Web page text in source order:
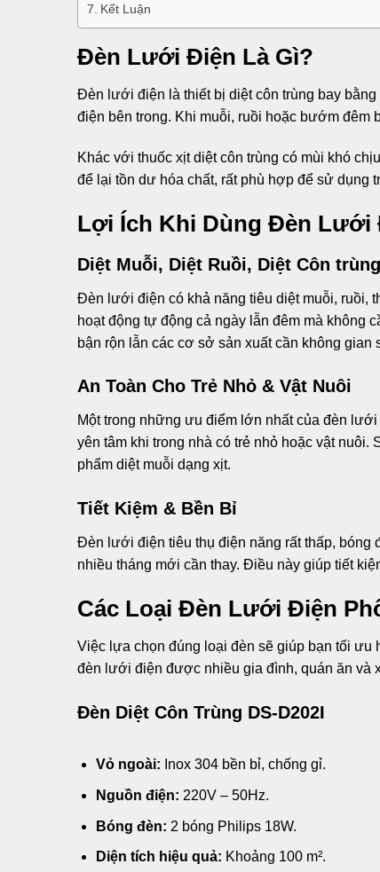
Kết Luận
Đèn Lưới Điện Là Gì?
Đèn lưới điện là thiết bị diệt côn trùng bay
điện bên trong. Khi muỗi, ruồi hoặc bướm đêm
Khác với thuốc xịt diệt côn trùng có mùi khó
để lại tồn dư hóa chất, rất phù hợp để sử dụng
Lợi Ích Khi Dùng Đèn Lưới
Diệt Muỗi, Diệt Ruồi, Diệt Côn
Đèn lưới điện có khả năng tiêu diệt muỗi, ruồi,
hoạt động tự động cả ngày lẫn đêm mà không
bận rộn lẫn các cơ sở sản xuất cần không gian
An Toàn Cho Trẻ Nhỏ & Vật Nuôi
Một trong những ưu điểm lớn nhất của đèn
yên tâm khi trong nhà có trẻ nhỏ hoặc vật
phẩm diệt muỗi dạng xịt.
Tiết Kiệm & Bền Bỉ
Đèn lưới điện tiêu thụ điện năng rất thấp, bóng
nhiều tháng mới cần thay. Điều này giúp tiết
Các Loại Đèn Lưới Điện
Việc lựa chọn đúng loại đèn sẽ giúp bạn tối ưu
đèn lưới điện được nhiều gia đình, quán ăn và
Đèn Diệt Côn Trùng DS-D202I
Vỏ ngoài: Inox 304 bền bỉ, chống gỉ.
Nguồn điện: 220V – 50Hz.
Bóng đèn: 2 bóng Philips 18W.
Diện tích hiệu quả: Khoảng 100 m².